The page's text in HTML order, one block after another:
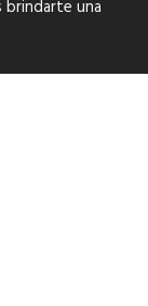
brindarte una